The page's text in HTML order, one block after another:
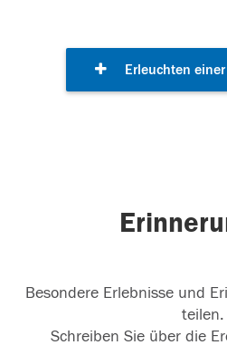
Erleuchten
Besondere Erlebnisse und
teilen.
Schreiben Sie über die